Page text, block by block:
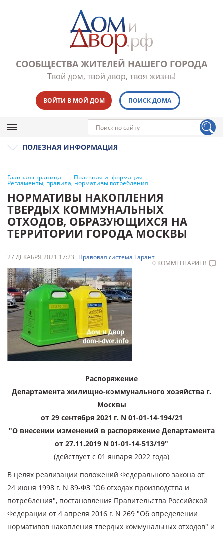
СООБЩЕСТВА ЖИТЕЛЕЙ НАШЕГО ГОРОДА
Твой дом, твой двор, твоя жизнь!
ВОЙТИ В МОЙ ДОМ ПОИСК ДОМА
ПОЛЕЗНАЯ ИНФОРМАЦИЯ
Главная страница Полезная информация
Регламенты, правила, нормативы потребления
НОРМАТИВЫ НАКОПЛЕНИЯ
ТВЕРДЫХ КОММУНАЛЬНЫХ
ОТХОДОВ, ОБРАЗУЮЩИХСЯ НА
ТЕРРИТОРИИ ГОРОДА МОСКВЫ
27 ДЕКАБРЯ 2021 17:23 Правовая система Гарант
0 КОММЕНТАРИЕВ
Распоряжение
Департамента жилищно-коммунального хозяйства г.
Москвы
от 29 сентября 2021 г. N 01-01-14-194/21
"О внесении изменений в распоряжение Департамента
от 27.11.2019 N 01-01-14-513/19"
(действует с 01 января 2022 года)
В целях реализации положений Федерального закона от
24 июня 1998 г. N 89-ФЗ "Об отходах производства и
потребления", постановления Правительства Российской
Федерации от 4 апреля 2016 г. N 269 "Об определении
нормативов накопления твердых коммунальных отходов" и